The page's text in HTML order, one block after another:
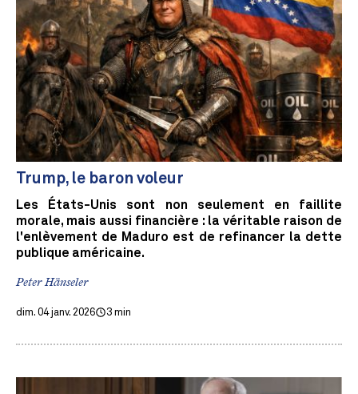
Trump, le baron voleur
Les États-Unis sont non seulement en faillite
morale, mais aussi financière : la véritable raison de
l'enlèvement de Maduro est de refinancer la dette
publique américaine.
Peter Hänseler
dim. 04 janv. 2026 3 min